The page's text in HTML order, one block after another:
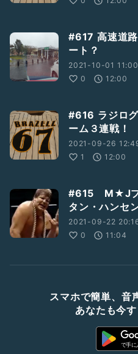
#617 高速道
ート？
2021-10-01
0
12:00
#616 ラジロ
ーム３連戦！
2021-09-26
1
12:00
#615 M★Jプ
タン・ハンセ
2021-09-22
0
11:04
スマホで簡単、音
あなたも今